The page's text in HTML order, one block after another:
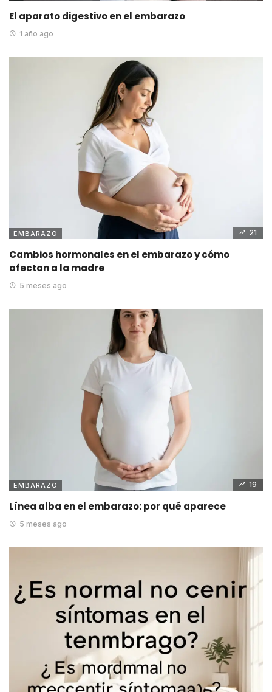
El aparato digestivo en el embarazo
1 año ago
EMBARAZO 21
Cambios hormonales en el embarazo y cómo
afectan a la madre
5 meses ago
EMBARAZO 19
Línea alba en el embarazo: por qué aparece
5 meses ago